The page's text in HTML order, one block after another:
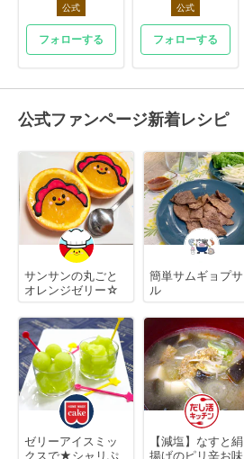
公式
フォローする
公式
フォローする
公式ファンページ新着レシピ
サンサンの丸ごと
オレンジゼリー☆
簡単サムギョプサ
ル
ゼリーアイスミッ
クスで★シャリぷ
【減塩】なすと絹
揚げのピリ辛お味